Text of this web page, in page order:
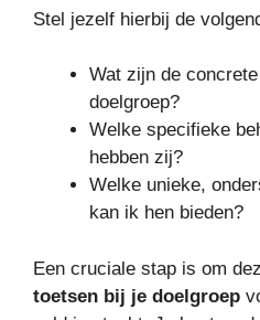
Stel jezelf hierbij de
Wat zijn de
doelgroep?
Welke specifieke
hebben zij?
Welke unieke,
kan ik hen bieden?
Een cruciale stap is om
toetsen bij je doelgroep